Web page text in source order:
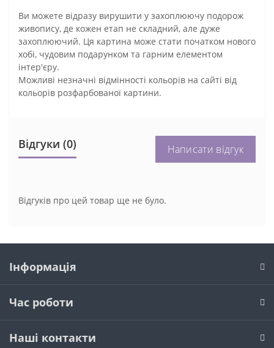
Ви можете відразу вирушити у захоплюючу подорож
живопису, де кожен етап не складний, але дуже
захоплюючий. Ця картина може стати початком нового
хобі, чудовим подарунком та гарним елементом
інтер'єру.
Можливі незначні відмінності кольорів на сайті від
кольорів розфарбованої картини.
Відгуки (0) Написати відгук
Відгуків про цей товар ще не було.
Інформація
Час роботи
Наші контакти